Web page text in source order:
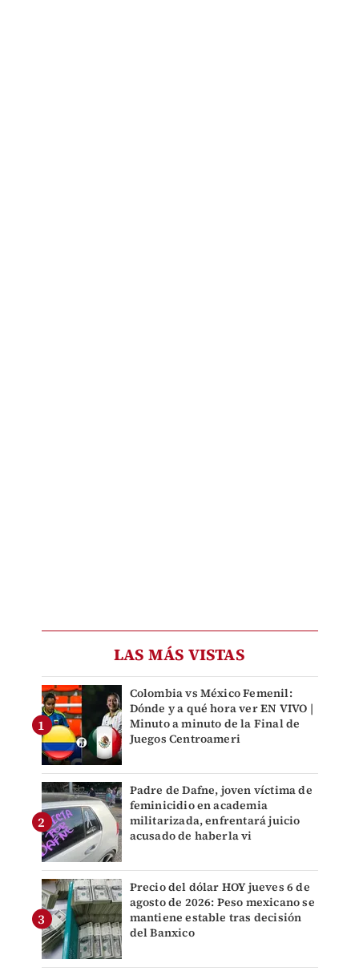
LAS MÁS VISTAS
Colombia vs México Femenil:
Dónde y a qué hora ver EN VIVO |
Minuto a minuto de la Final de
Juegos Centroameri
Padre de Dafne, joven víctima de
feminicidio en academia
militarizada, enfrentará juicio
acusado de haberla vi
Precio del dólar HOY jueves 6 de
agosto de 2026: Peso mexicano se
mantiene estable tras decisión
del Banxico